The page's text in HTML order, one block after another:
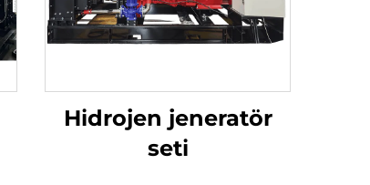
Hidrojen jeneratör
seti